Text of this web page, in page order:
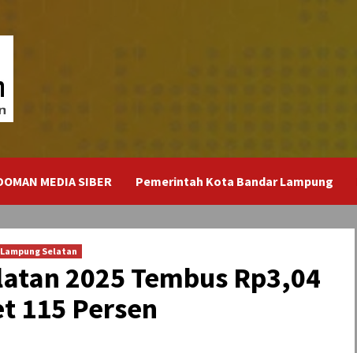
MEDIA SIBER Pemerintah Kota Bandar Lampung
Selatan
2025 Tembus Rp3,04
115 Persen